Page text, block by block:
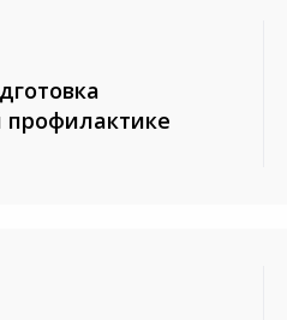
профилактике